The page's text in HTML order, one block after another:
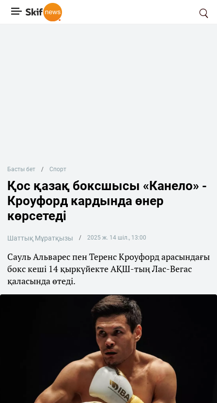
Басты бет Спорт
Қос қазақ боксшысы «Канело» -
Кроуфорд кардында өнер
көрсетеді
Шаттық Мұратқызы 2025 ж. 14 шіл., 13:00
Сауль Альварес пен Теренс Кроуфорд арасындағы
бокс кеші 14 қыркүйекте АҚШ-тың Лас-Вегас
қаласында өтеді.